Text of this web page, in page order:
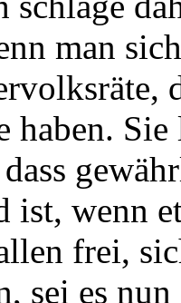
man
haben.
ist, wenn
frei,
sei es